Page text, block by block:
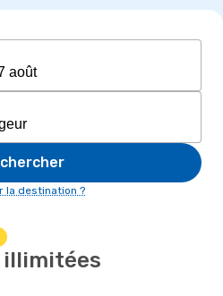
la destination ?
illimitées